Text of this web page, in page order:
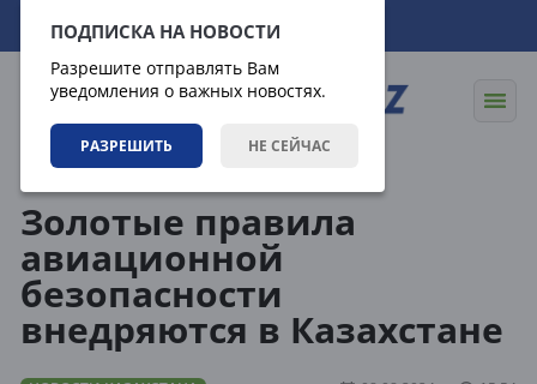
ПОДПИСКА НА НОВОСТИ
Разрешите отправлять Вам
уведомления о важных новостях.
РАЗРЕШИТЬ НЕ СЕЙЧАС
07.08.2026 20:51:47
Золотые правила
авиационной
безопасности
внедряются в Казахстане